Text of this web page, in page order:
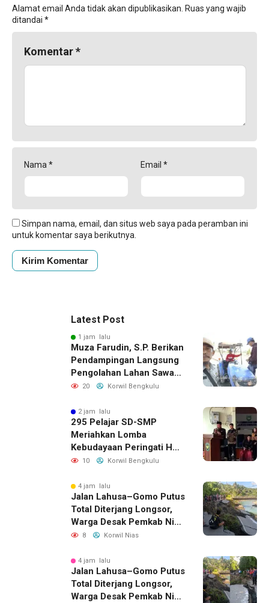
Alamat email Anda tidak akan dipublikasikan. Ruas yang wajib
ditandai *
Komentar*
Nama* Email *
Simpan nama, email, dan situs web saya pada peramban ini
untuk komentar saya berikutnya.
Latest Post
1 jam lalu
Muza Farudin, S.P. Berikan
Pendampingan Langsung
Pengolahan Lahan Sawah
di Seginim
20 Korwil Bengkulu
2 jam lalu
295 Pelajar SD-SMP
Meriahkan Lomba
Kebudayaan Peringati HUT
RI Ke-81 di Bengkulu
10 Korwil Bengkulu
4 jam lalu
Jalan Lahusa–Gomo Putus
Total Diterjang Longsor,
Warga Desak Pemkab Nias
Selatan Bergerak Cepat
8 Korwil Nias
4 jam lalu
Jalan Lahusa–Gomo Putus
Total Diterjang Longsor,
Warga Desak Pemkab Nias